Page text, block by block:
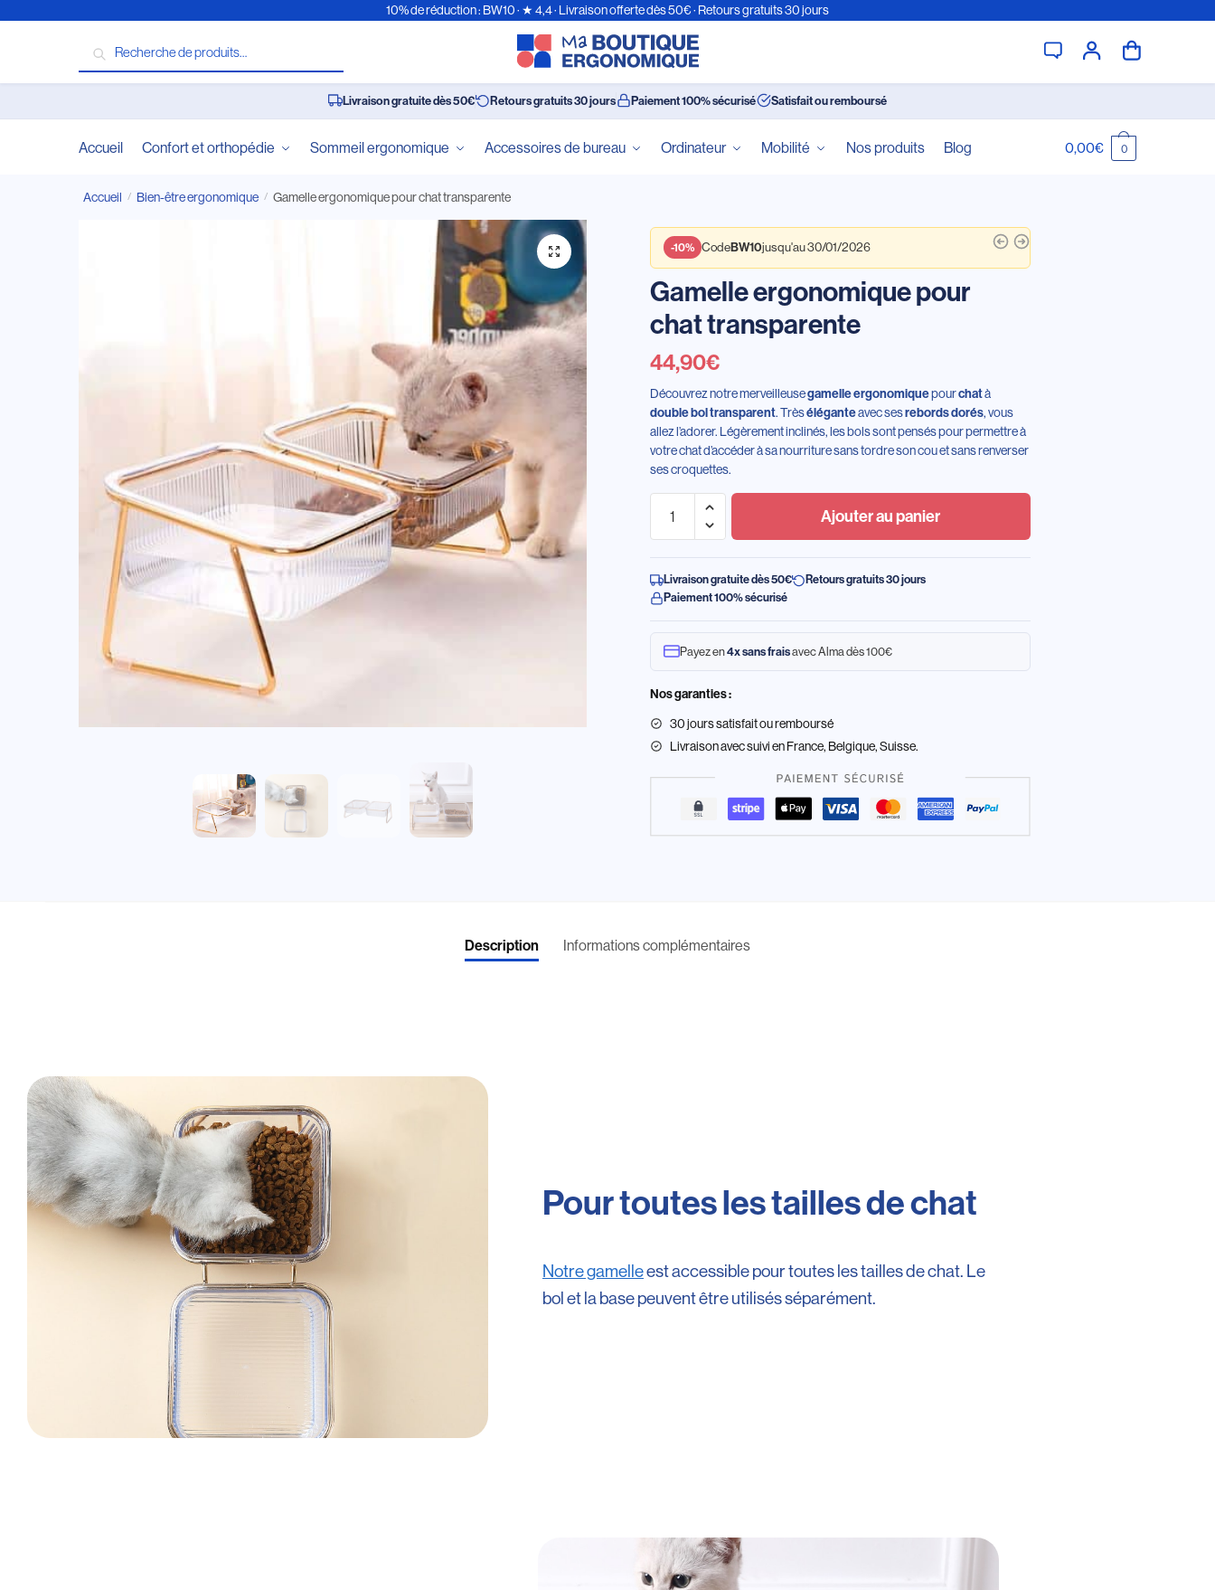
10% de réduction : BW10 · ★ 4,4 · Livraison offerte dès 50€ · Retours gratuits 30 jours
Recherche
Livraison gratuite dès 50€ Retours gratuits 30 jours Paiement 100% sécurisé Satisfait ou remboursé
Accueil Confort et orthopédie Sommeil ergonomique Accessoires de bureau Ordinateur Mobilité Nos produits Blog 0,00€ 0
Accueil / Bien-être ergonomique / Gamelle ergonomique pour chat transparente
-10% CodeBW10jusqu'au 30/01/2026
Gamelle ergonomique pour
chat transparente
44,90€
Découvrez notre merveilleusegamelleergonomiquepourchatà
double bol transparent. Trèséléganteavec sesrebords dorés, vous
allez l’adorer. Légèrement inclinés, les bols sont pensés pour permettre à
votre chat d’accéder à sa nourriture sans tordre son cou et sans renverser
ses croquettes.
Ajouter au panier
Livraison gratuite dès 50€
Retours gratuits 30 jours
Paiement 100% sécurisé
Payez en4x sans fraisavec Alma dès 100€
Nos garanties :
30 jours satisfait ou remboursé
Livraisonavec suivi en France, Belgique, Suisse.
Description Informations complémentaires
Pour toutes les tailles de chat
Notre gamelleest accessible pour toutes les tailles de chat. Le
bol et la base peuvent être utilisés séparément.